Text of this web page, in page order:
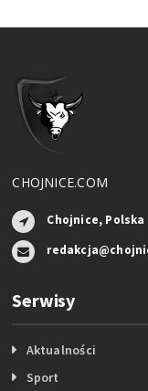
CHOJNICE.COM
Chojnice, Polska
Serwisy
Aktualności
Sport